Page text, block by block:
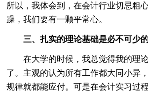
所以，我体会到，在会计行业切忌粗
躁，我们要有一颗平常心。
三、扎实的理论基础是必不可少
在大学的时候，我总觉得我的理
了。主观的认为所有工作都大同小异
规律就都能应付。可是在会计实习过